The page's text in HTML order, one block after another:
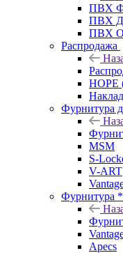
ПВХ
ПВХ
ПВХ
Распродажа
HOPE
Фурнитура
MSM
S-
V-ART
Фурнитура
Apecs